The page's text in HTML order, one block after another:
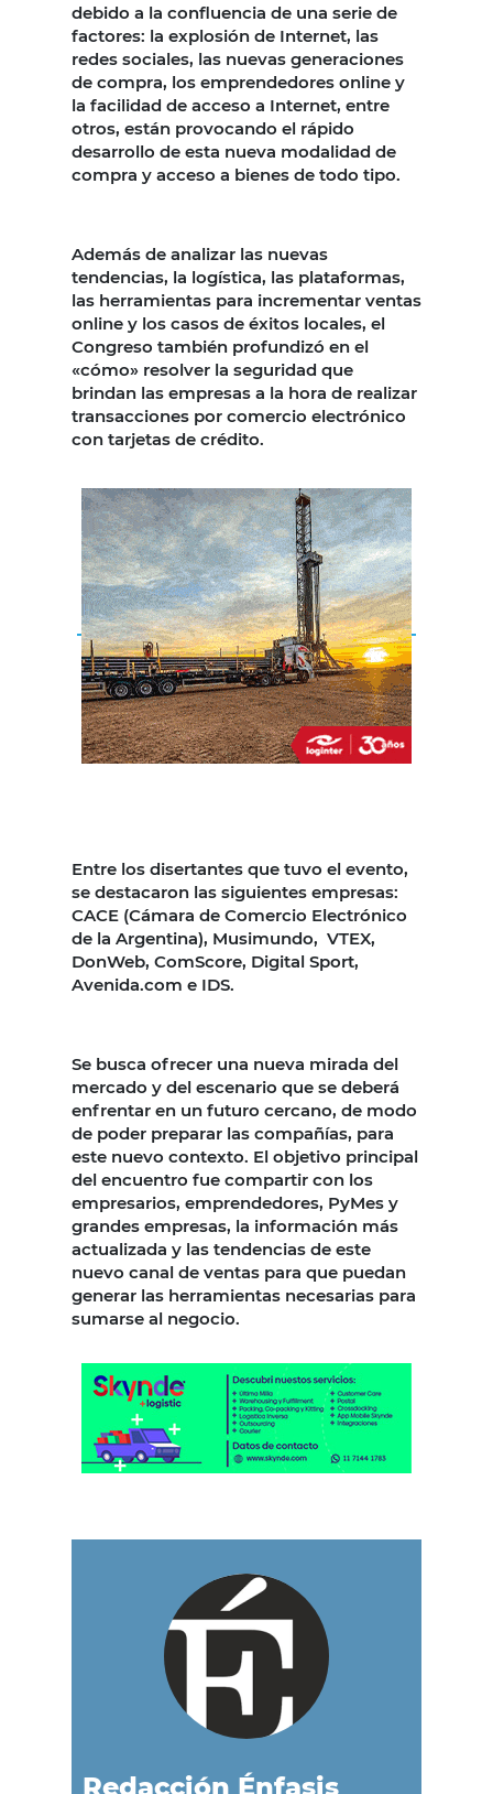
debido a la confluencia de una serie de
factores: la explosión de Internet, las
redes sociales, las nuevas generaciones
de compra, los emprendedores online y
la facilidad de acceso a Internet, entre
otros, están provocando el rápido
desarrollo de esta nueva modalidad de
compra y acceso a bienes de todo tipo.
Además de analizar las nuevas
tendencias, la logística, las plataformas,
las herramientas para incrementar ventas
online y los casos de éxitos locales, el
Congreso también profundizó en el
«cómo» resolver la seguridad que
brindan las empresas a la hora de realizar
transacciones por comercio electrónico
con tarjetas de crédito.
Entre los disertantes que tuvo el evento,
se destacaron las siguientes empresas:
CACE (Cámara de Comercio Electrónico
de la Argentina), Musimundo, VTEX,
DonWeb, ComScore, Digital Sport,
Avenida.com e IDS.
Se busca ofrecer una nueva mirada del
mercado y del escenario que se deberá
enfrentar en un futuro cercano, de modo
de poder preparar las compañías, para
este nuevo contexto. El objetivo principal
del encuentro fue compartir con los
empresarios, emprendedores, PyMes y
grandes empresas, la información más
actualizada y las tendencias de este
nuevo canal de ventas para que puedan
generar las herramientas necesarias para
sumarse al negocio.
Redacción Énfasis